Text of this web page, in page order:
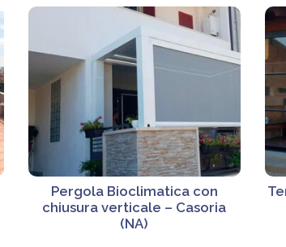
Pergola Bioclimatica con
chiusura verticale – Casoria
(NA)